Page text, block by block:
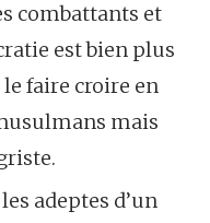
combattants et
est bien plus
faire croire en
mais
adeptes d’un